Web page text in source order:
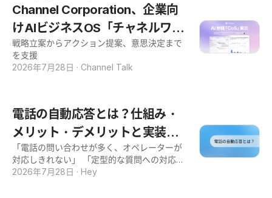
しょうか。 想定外の質問に対応できるのか、顧客体験が悪化し
ないか、といった懸念をお持ちの方は少なくありません。そのた
め、なかなか導入の決断に踏み切れないケースも見られます。
本記事では、ボイスボットとは何かという基本的な仕組みから、
導入のメリット・デメリットまでを整理します。そのうえで、
「AIに任せきりにしない」ための具体的な運用ポイントを、実務
は、AIが電話越しの会話内容を認識・理解し、自動で対応するシ
ステムのことです。 この章では、ボイスボットの定義、IVR（自
動音声応答）との違い、そして基本的な仕組みの3点を解説しま
す。 ボイスボットの定義と特徴 ボイスボットとは、AIの音声認
識・自然言語処理技術を使い、電話での問い合わせ内容を理解し
て自
Channel Corporation、企業向
けAIビジネスOS「チャネルワー
クス」の中核機能として「AI Co
S」β版を提供開始。チャットで
戦略立案からアクション提案、意思決定まで
を支援
2026年7月28日 · Channel Talk
電話の自動応答とは？仕組み・
メリット・デメリットと実装方
法をわかりやすく解説
「電話の問い合わせが多く、オペレーターが
対応しきれない」 「定型的な質問への対応に
人手を取られている」 電話業務の運用を担う
2026年7月28日 · Hey